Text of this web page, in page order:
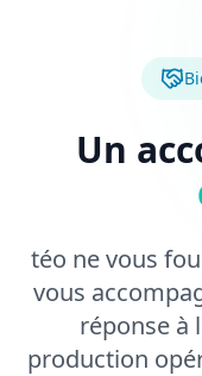
Un
téo ne vous
vous
réponse à
production